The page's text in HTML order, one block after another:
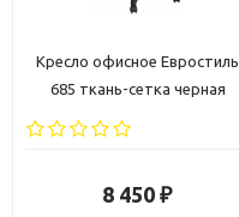
Кресло офисное Евростиль
685 ткань-сетка черная
8 450 ₽